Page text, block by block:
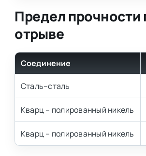
Предел прочности
отрыве
Соединение
Сталь–сталь
Кварц – полированный никель
Кварц – полированный никель